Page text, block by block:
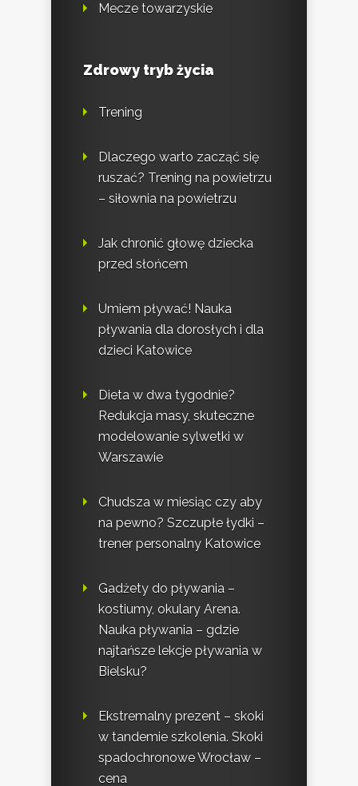
Mecze towarzyskie
Zdrowy tryb życia
Trening
Dlaczego warto zacząć się
ruszać? Trening na powietrzu
– siłownia na powietrzu
Jak chronić głowę dziecka
przed słońcem
Umiem pływać! Nauka
pływania dla dorosłych i dla
dzieci Katowice
Dieta w dwa tygodnie?
Redukcja masy, skuteczne
modelowanie sylwetki w
Warszawie
Chudsza w miesiąc czy aby
na pewno? Szczupłe łydki –
trener personalny Katowice
Gadżety do pływania –
kostiumy, okulary Arena.
Nauka pływania – gdzie
najtańsze lekcje pływania w
Bielsku?
Ekstremalny prezent – skoki
w tandemie szkolenia. Skoki
spadochronowe Wrocław –
cena